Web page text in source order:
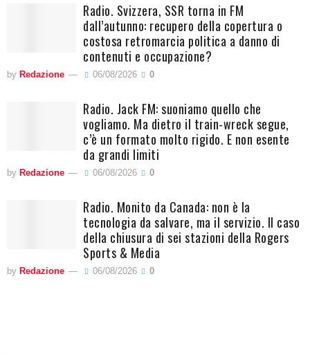
Radio. Svizzera, SSR torna in FM
dall’autunno: recupero della copertura o
costosa retromarcia politica a danno di
contenuti e occupazione?
by Redazione 06/08/2026 0
Radio. Jack FM: suoniamo quello che
vogliamo. Ma dietro il train-wreck segue,
c’è un formato molto rigido. E non esente
da grandi limiti
by Redazione 06/08/2026 0
Radio. Monito da Canada: non è la
tecnologia da salvare, ma il servizio. Il caso
della chiusura di sei stazioni della Rogers
Sports & Media
by Redazione 06/08/2026 0